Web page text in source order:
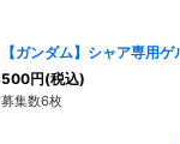
【ガンダム】シャア専用
500円(税込)
募集数6枚